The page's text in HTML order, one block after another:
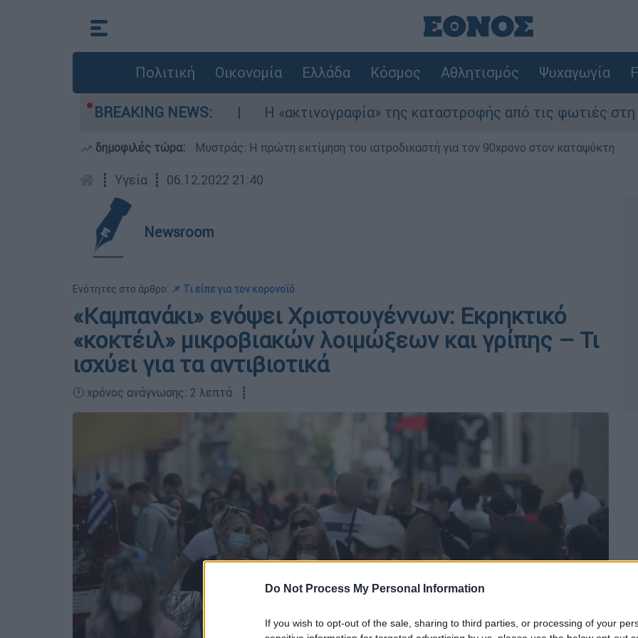
Do Not Process My Personal Information
If you wish to opt-out of the sale, sharing to third parties, or processing of your
Πολιτική Οικονομία Ελλάδα Κόσμος Αθλητισμός Ψυχαγωγία
BREAKING NEWS:
τρία αεροσκάφη Η «ακτινογραφία» της καταστροφής από τις φωτιές στη Δυτική
δημοφιλές τώρα: Μυστράς: Η πρώτη εκτίμηση του ιατροδικαστή για τον 90χρονο στον καταψύκτη
┋ Υγεία ┋ 06.12.2022 21:40
Newsroom
Ενότητες στο άρθρο: 📌 Τι είπε για τον κορονοϊό
«Καμπανάκι» ενόψει Χριστουγέννων: Εκρηκτικό
«κοκτέιλ» μικροβιακών λοιμώξεων και γρίπης – Τι
ισχύει για τα αντιβιοτικά
🕛 χρόνος ανάγνωσης: 2 λεπτά ┋